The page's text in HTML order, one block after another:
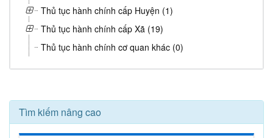
Thủ tục hành chính cấp Huyện (1)
Thủ tục hành chính cấp Xã (19)
Thủ tục hành chính cơ quan khác (0)
Tìm kiếm nâng cao